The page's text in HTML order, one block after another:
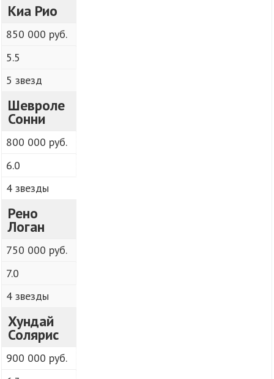
Киа Рио
850 000 руб.
5.5
5 звезд
Шевроле
Сонни
800 000 руб.
6.0
4 звезды
Рено
Логан
750 000 руб.
7.0
4 звезды
Хундай
Солярис
900 000 руб.